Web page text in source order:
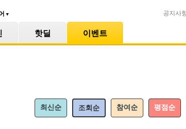
▼ 공지사
핫딜 이벤트
최신순 조회순 참여순 평점순